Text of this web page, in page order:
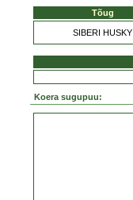
Tõug
SIBERI HUSKY
Koera sugupuu: